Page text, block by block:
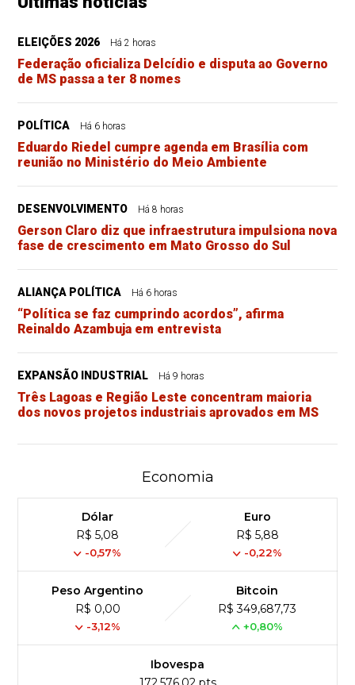
ELEIÇÕES 2026 Há 2 horas
Federação oficializa Delcídio e disputa ao Governo
de MS passa a ter 8 nomes
POLÍTICA Há 6 horas
Eduardo Riedel cumpre agenda em Brasília com
reunião no Ministério do Meio Ambiente
DESENVOLVIMENTO Há 8 horas
Gerson Claro diz que infraestrutura impulsiona nova
fase de crescimento em Mato Grosso do Sul
ALIANÇA POLÍTICA Há 6 horas
“Política se faz cumprindo acordos”, afirma
Reinaldo Azambuja em entrevista
EXPANSÃO INDUSTRIAL Há 9 horas
Três Lagoas e Região Leste concentram maioria
dos novos projetos industriais aprovados em MS
Economia
Dólar
R$ 5,08
-0,57%
Euro
R$ 5,88
-0,22%
Peso Argentino
R$ 0,00
-3,12%
Bitcoin
R$ 349,687,73
+0,80%
Ibovespa